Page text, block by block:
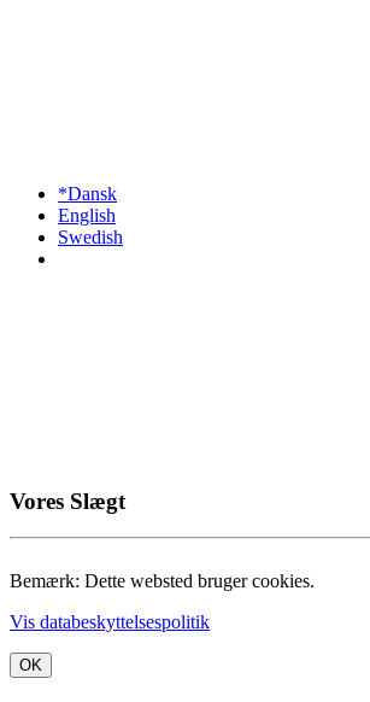
*Dansk
English
Swedish
Vores Slægt
Bemærk: Dette websted bruger cookies.
Vis databeskyttelsespolitik
OK